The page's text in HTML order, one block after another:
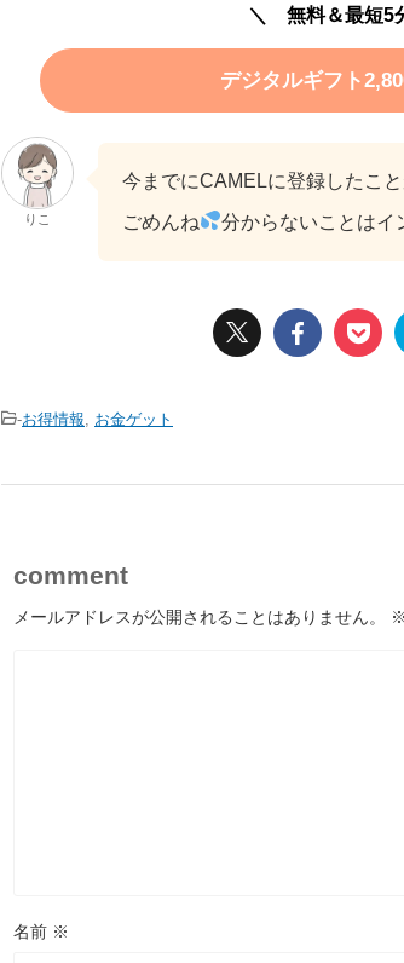
＼ 無料＆最短5
デジタルギフト
りこ
今までにCAMELに登録したこ
ごめんね
分からないことはイ
-お得情報, お金ゲット
comment
メールアドレスが公開されることはありません。 ※
名前 ※